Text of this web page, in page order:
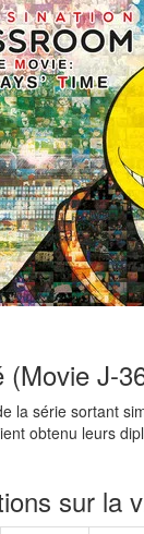
(Movie J-
la série sortant
obtenu leurs
sur la